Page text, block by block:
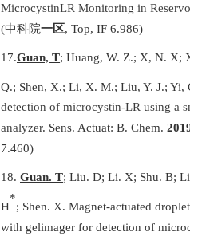
MicrocystinLR Monitoring in Reservoir
(中科院一区, Top, IF 6.986)
17.Guan, T; Huang, W. Z.; X, N. X;
Q.; Shen, X.; Li, X. M.; Liu, Y. J.; Yi,
detection of microcystin-LR using a
analyzer. Sens. Actuat: B. Chem. 2019
7.460)
18. Guan. T; Liu. D; Li. X; Shu. B; Li.
H
*
; Shen. X. Magnet-actuated droplet
with gelimager for detection of